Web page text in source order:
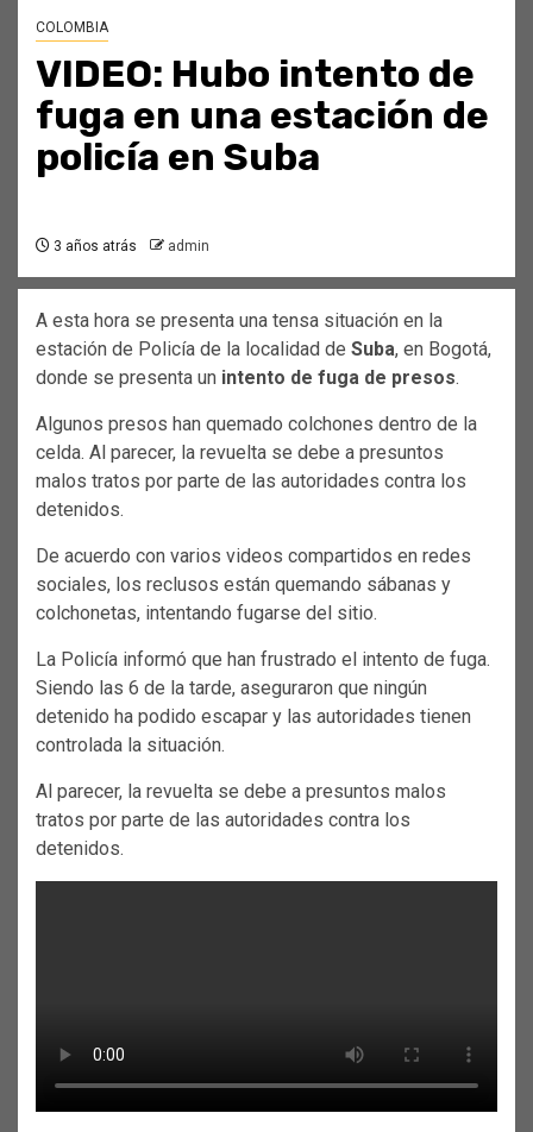
COLOMBIA
VIDEO: Hubo intento de
fuga en una estación de
policía en Suba
3 años atrás admin
A esta hora se presenta una tensa situación en la
estación de Policía de la localidad de Suba, en Bogotá,
donde se presenta un intento de fuga de presos.
Algunos presos han quemado colchones dentro de la
celda. Al parecer, la revuelta se debe a presuntos
malos tratos por parte de las autoridades contra los
detenidos.
De acuerdo con varios videos compartidos en redes
sociales, los reclusos están quemando sábanas y
colchonetas, intentando fugarse del sitio.
La Policía informó que han frustrado el intento de fuga.
Siendo las 6 de la tarde, aseguraron que ningún
detenido ha podido escapar y las autoridades tienen
controlada la situación.
Al parecer, la revuelta se debe a presuntos malos
tratos por parte de las autoridades contra los
detenidos.